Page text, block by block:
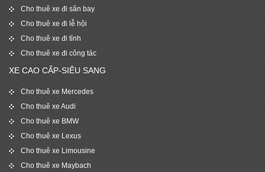
Cho thuê xe đi sân bay
Cho thuê xe đi lễ hội
Cho thuê xe đi tỉnh
Cho thuê xe đi công tác
XE CAO CẤP-SIÊU SANG
Cho thuê xe Mercedes
Cho thuê xe Audi
Cho thuê xe BMW
Cho thuê xe Lexus
Cho thuê xe Limousine
Cho thuê xe Maybach